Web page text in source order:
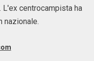
centrocampista ha
nazionale.